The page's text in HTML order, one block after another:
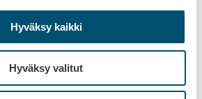
Hyväksy kaikki
Hyväksy valitut
laaditaan niinmaailmanlaajuiseen
Ne perustuvat tutkimuksiin
koko elinkaaren aikana.
sairauksien ehkäisyssä ja
Ravitsemussuositukset eivät ole